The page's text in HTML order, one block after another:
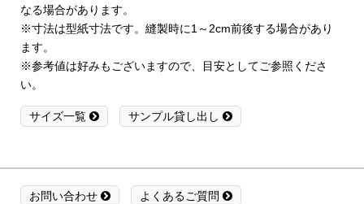
なる場合があります。
※寸法は型紙寸法です。縫製時に1～2cm前後する場合があり
ます。
※参考値は好みもございますので、目安としてご参照くださ
い。
サイズ一覧 サンプル貸し出し
お問い合わせ よくあるご質問